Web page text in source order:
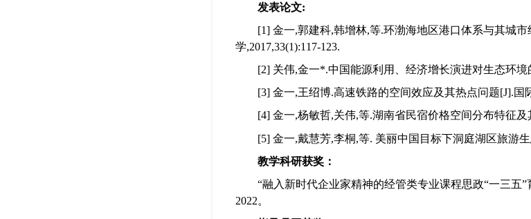
发表论文:
[1] 金一,郭建科,韩增林,等.环渤海地区港口体系与其城
学,2017,33(1):117-123.
[2] 关伟,金一*.中国能源利用、经济增长演进对生态环境
[3] 金一,王绍博.高速铁路的空间效应及其热点问题[J].国
[4] 金一,杨敏哲,关伟,等.湖南省民宿价格空间分布特征
[5] 金一,戴慧芳,李桐,等. 美丽中国目标下洞庭湖区旅游
教学科研获奖：
“融入新时代企业家精神的经管类专业课程思政“一三五
2022。